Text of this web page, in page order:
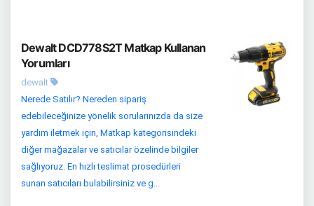
Dewalt DCD778S2T Matkap Kullanan
Yorumları
dewalt
Nerede Satılır? Nereden sipariş
edebileceğinize yönelik sorularınızda da size
yardım iletmek için, Matkap kategorisindeki
diğer mağazalar ve satıcılar özelinde bilgiler
sağlıyoruz. En hızlı teslimat prosedürleri
sunan satıcıları bulabilirsiniz ve g...